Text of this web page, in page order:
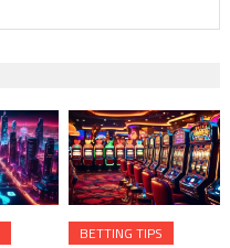
BETTING TIPS